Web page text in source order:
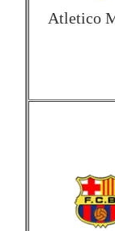
Atletico